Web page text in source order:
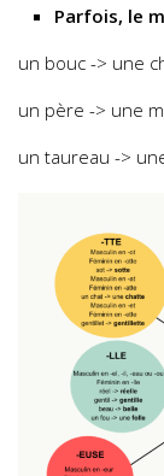
Parfois, le
un bouc -> une
un père -> une
un taureau ->